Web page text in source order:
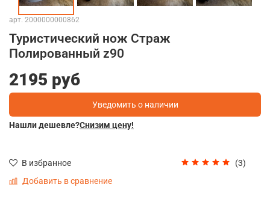
арт. 2000000000862
Туристический нож Страж
Полированный z90
(3)
В избранное
Добавить в сравнение
2195 руб
Уведомить о наличии
Нашли дешевле?Снизим цену!